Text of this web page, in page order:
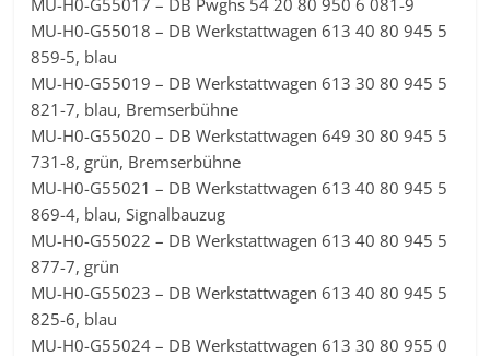
MU-H0-G55017 – DB Pwghs 54 20 80 950 6 081-9
MU-H0-G55018 – DB Werkstattwagen 613 40 80 945 5
859-5, blau
MU-H0-G55019 – DB Werkstattwagen 613 30 80 945 5
821-7, blau, Bremserbühne
MU-H0-G55020 – DB Werkstattwagen 649 30 80 945 5
731-8, grün, Bremserbühne
MU-H0-G55021 – DB Werkstattwagen 613 40 80 945 5
869-4, blau, Signalbauzug
MU-H0-G55022 – DB Werkstattwagen 613 40 80 945 5
877-7, grün
MU-H0-G55023 – DB Werkstattwagen 613 40 80 945 5
825-6, blau
MU-H0-G55024 – DB Werkstattwagen 613 30 80 955 0